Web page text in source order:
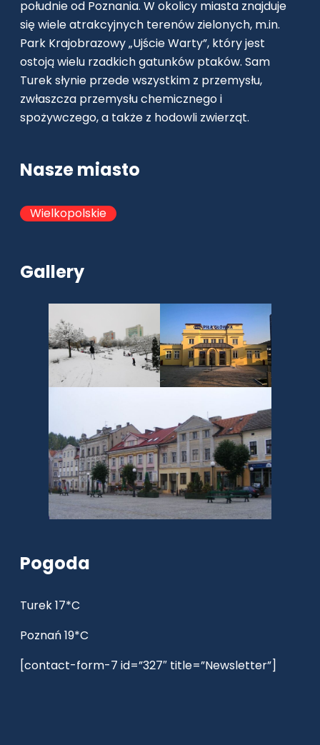
południe od Poznania. W okolicy miasta znajduje
się wiele atrakcyjnych terenów zielonych, m.in.
Park Krajobrazowy „Ujście Warty”, który jest
ostoją wielu rzadkich gatunków ptaków. Sam
Turek słynie przede wszystkim z przemysłu,
zwłaszcza przemysłu chemicznego i
spożywczego, a także z hodowli zwierząt.
Nasze miasto
Wielkopolskie
Gallery
Pogoda
Turek 17*C
Poznań 19*C
[contact-form-7 id=”327″ title=”Newsletter”]